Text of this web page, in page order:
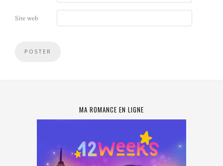
Site web
MA ROMANCE EN LIGNE